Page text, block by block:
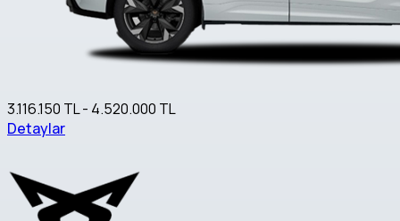
3.116.150 TL - 4.520.000 TL
Detaylar